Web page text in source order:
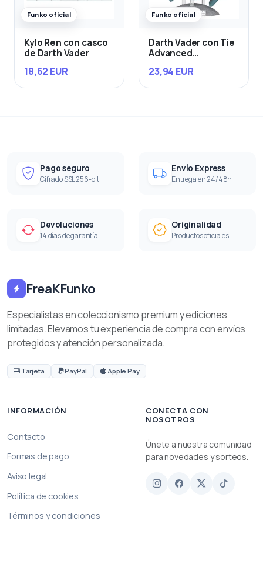
Funko oficial
Kylo Ren con casco
de Darth Vader
18,62 EUR
Funko oficial
Darth Vader con Tie
Advanced
23,94 EUR
Pago seguro
Cifrado SSL 256-bit
Envío Express
Entrega en 24/48h
Devoluciones
14 días de garantía
Originalidad
Productos oficiales
FreaKFunko
Especialistas en coleccionismo premium y ediciones
limitadas. Elevamos tu experiencia de compra con envíos
protegidos y atención personalizada.
Tarjeta PayPal Apple Pay
INFORMACIÓN
Contacto
Formas de pago
Aviso legal
Política de cookies
Términos y condiciones
CONECTA CON
NOSOTROS
Únete a nuestra comunidad
para novedades y sorteos.